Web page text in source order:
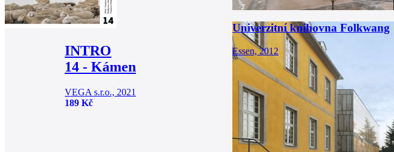
INTRO
14 - Kámen
VEGA s.r.o., 2021
189 Kč
Univerzitní knihovna Folkwang
Essen, 2012